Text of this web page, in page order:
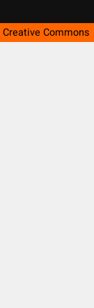
Creative Commons